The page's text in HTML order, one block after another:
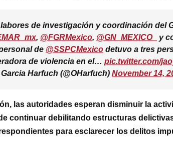
de investigación y coordinación del
, @FGRMexico, @GN_MEXICO_ y
de @SSPCMexico detuvo a tres
de violencia en el… pic.twitter.com/
Harfuch (@OHarfuch) November 14,
las autoridades esperan disminuir la
continuar debilitando estructuras
para esclarecer los delitos